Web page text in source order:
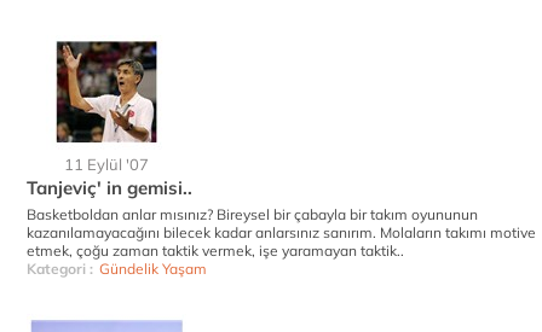
11 Eylül '07
Tanjeviç' in gemisi..
Basketboldan anlar mısınız? Bireysel bir çabayla bir takım oyununun
kazanılamayacağını bilecek kadar anlarsınız sanırım. Molaların takımı motive
etmek, çoğu zaman taktik vermek, işe yaramayan taktik..
Kategori : Gündelik Yaşam